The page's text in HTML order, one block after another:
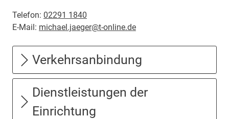
Telefon: 02291 1840
E-Mail: michael.jaeger@t-online.de
Verkehrsanbindung
Dienstleistungen der
Einrichtung